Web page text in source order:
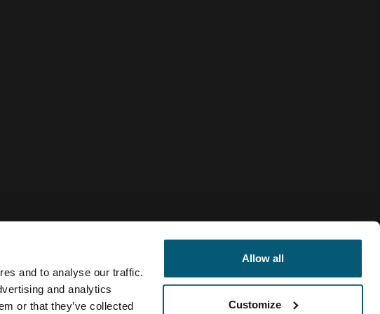
and to analyse our traffic.
and analytics
or that they’ve collected
Allow all
Customize
использования файлов cookie Настройки файлов cookie